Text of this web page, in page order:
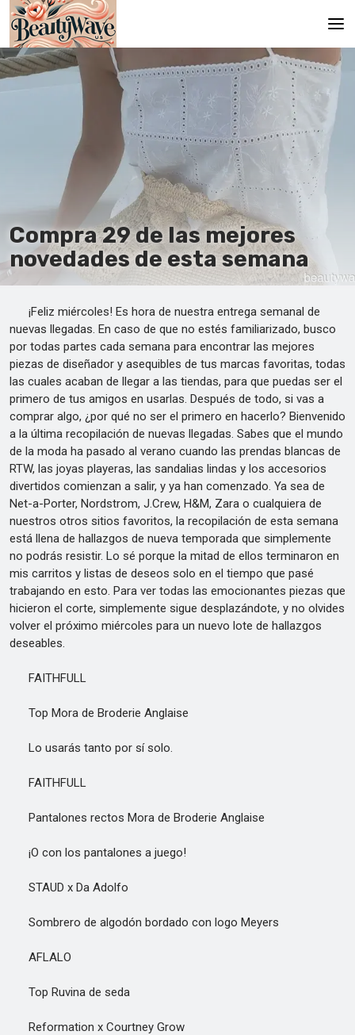
Principal
De
Compra 29 de las mejores
novedades de esta semana
¡Feliz miércoles! Es hora de nuestra entrega semanal de
nuevas llegadas. En caso de que no estés familiarizado, busco
por todas partes cada semana para encontrar las mejores
piezas de diseñador y asequibles de tus marcas favoritas, todas
las cuales acaban de llegar a las tiendas, para que puedas ser el
primero de tus amigos en usarlas. Después de todo, si vas a
comprar algo, ¿por qué no ser el primero en hacerlo? Bienvenido
a la última recopilación de nuevas llegadas. Sabes que el mundo
de la moda ha pasado al verano cuando las prendas blancas de
RTW, las joyas playeras, las sandalias lindas y los accesorios
divertidos comienzan a salir, y ya han comenzado. Ya sea de
Net-a-Porter, Nordstrom, J.Crew, H&M, Zara o cualquiera de
nuestros otros sitios favoritos, la recopilación de esta semana
está llena de hallazgos de nueva temporada que simplemente
no podrás resistir. Lo sé porque la mitad de ellos terminaron en
mis carritos y listas de deseos solo en el tiempo que pasé
trabajando en esto. Para ver todas las emocionantes piezas que
hicieron el corte, simplemente sigue desplazándote, y no olvides
volver el próximo miércoles para un nuevo lote de hallazgos
deseables.
FAITHFULL
Top Mora de Broderie Anglaise
Lo usarás tanto por sí solo.
FAITHFULL
Pantalones rectos Mora de Broderie Anglaise
¡O con los pantalones a juego!
STAUD x Da Adolfo
Sombrero de algodón bordado con logo Meyers
AFLALO
Top Ruvina de seda
Reformation x Courtney Grow